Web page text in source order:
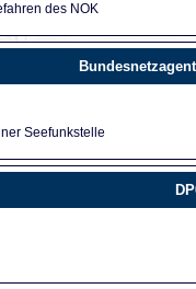
des NOK
Seefunkstelle